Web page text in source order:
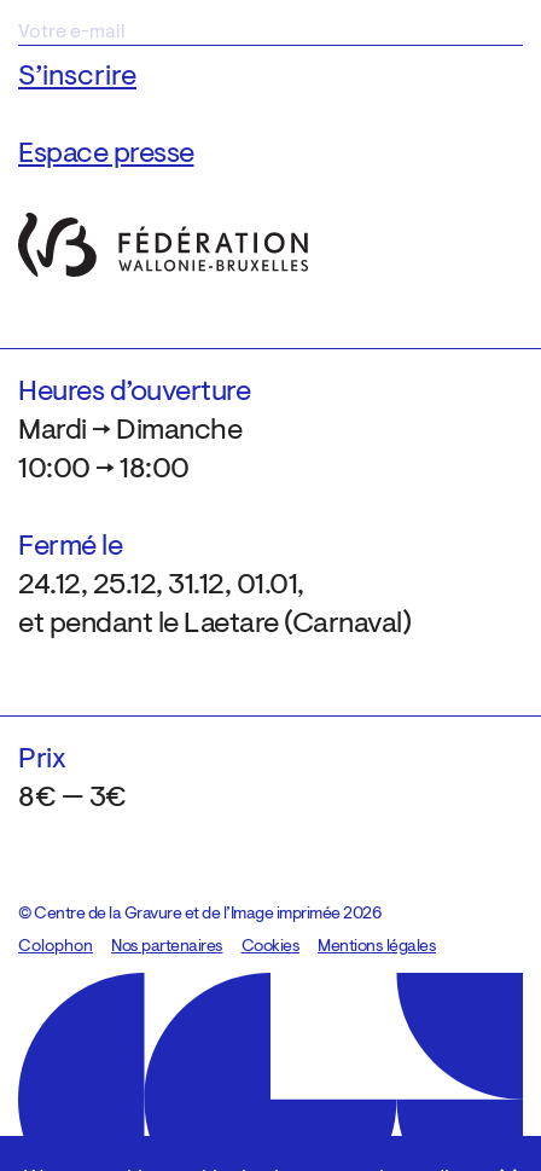
Espace presse
Heures d’ouverture
Mardi → Dimanche
10:00 → 18:00
Fermé le
24.12, 25.12, 31.12, 01.01,
et pendant le Laetare (Carnaval)
Prix
8€ — 3€
© Centre de la Gravure et de l’Image imprimée 2026
Colophon
Design:Marcel Kaczmarek, code:8080.studio
Nos partenaires Cookies Mentions légales